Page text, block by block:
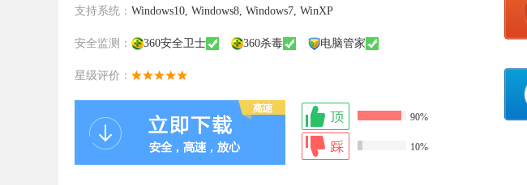
支持系统： Windows10, Windows8, Windows7, WinXP
安全监测： 360安全卫士 360杀毒 电脑管家
星级评价：
90%
10%